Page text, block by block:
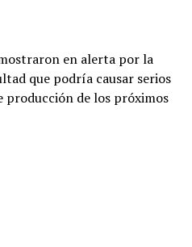
en alerta por la
que podría causar serios
producción de los próximos